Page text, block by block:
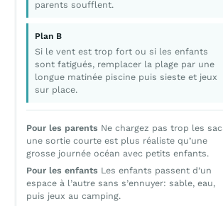
parents soufflent.
Plan B
Si le vent est trop fort ou si les enfants
sont fatigués, remplacer la plage par une
longue matinée piscine puis sieste et jeux
sur place.
Pour les parents Ne chargez pas trop les
une sortie courte est plus réaliste qu’une
grosse journée océan avec petits enfants.
Pour les enfants Les enfants passent d’un
espace à l’autre sans s’ennuyer: sable, eau,
puis jeux au camping.